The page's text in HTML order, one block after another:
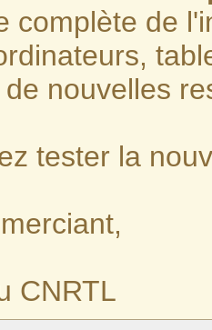
complète de
nouvelles
tester la
CNRTL